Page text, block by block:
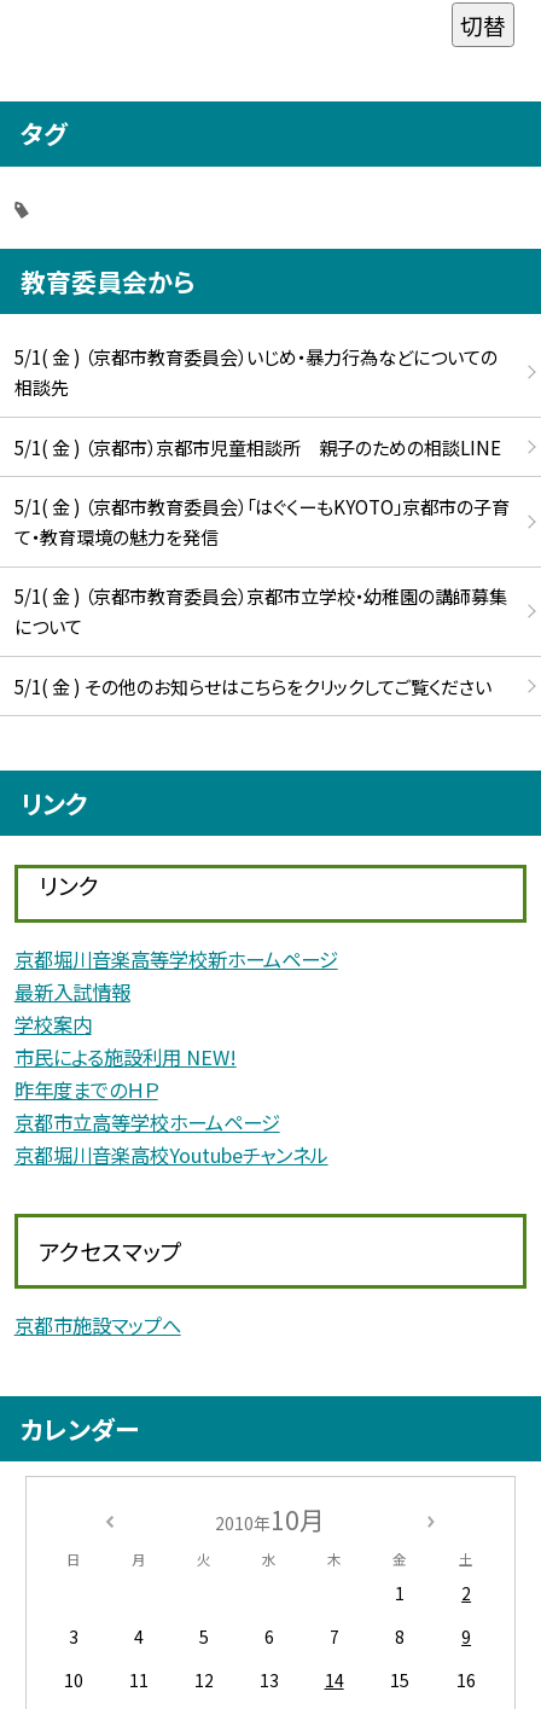
切替
タグ
教育委員会から
5/1( 金 ) （京都市教育委員会）いじめ・暴力行為などについての
相談先
5/1( 金 ) （京都市）京都市児童相談所 親子のための相談LINE
5/1( 金 ) （京都市教育委員会）「はぐくーもKYOTO」京都市の子育
て・教育環境の魅力を発信
5/1( 金 ) （京都市教育委員会）京都市立学校・幼稚園の講師募集
について
5/1( 金 ) その他のお知らせはこちらをクリックしてご覧ください
リンク
リンク
京都堀川音楽高等学校新ホームページ
最新入試情報
学校案内
市民による施設利用 NEW!
昨年度までのＨＰ
京都市立高等学校ホームページ
京都堀川音楽高校Youtubeチャンネル
アクセスマップ
京都市施設マップへ
カレンダー
2010年10月
日 月 火 水 木 金 土
1
2
3
4 5 6 7 8
9
10
11 12 13 14 15
16